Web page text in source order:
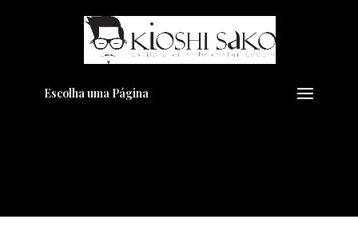
Escolha uma Página
Pensando em transformar seu
Visual??